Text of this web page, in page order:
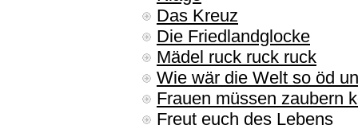
Das Kreuz
Die Friedlandglocke
Mädel ruck ruck ruck
Wie wär die Welt so öd
Frauen müssen zaubern
Freut euch des Lebens